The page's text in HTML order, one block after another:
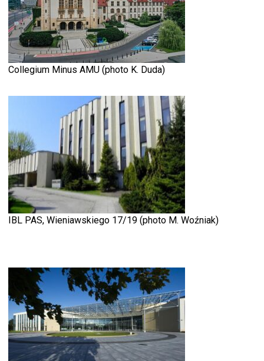
Collegium Minus AMU (photo K. Duda)
IBL PAS, Wieniawskiego 17/19 (photo M. Woźniak)